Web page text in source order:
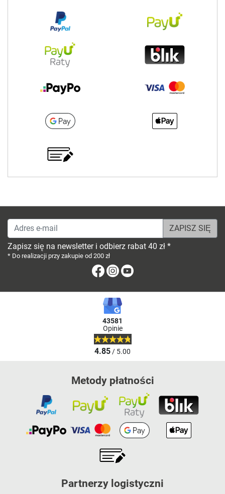
Adres e-mail
Zapisz się na newsletter i odbierz rabat 40 zł *
* Do realizacji przy zakupie od 200 zł
FacebookInstagram
43581
Opinie
4.85/ 5.00
Metody płatności
Partnerzy logistyczni